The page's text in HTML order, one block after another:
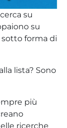
su
su
sotto forma di
lista? Sono
più
ricerche